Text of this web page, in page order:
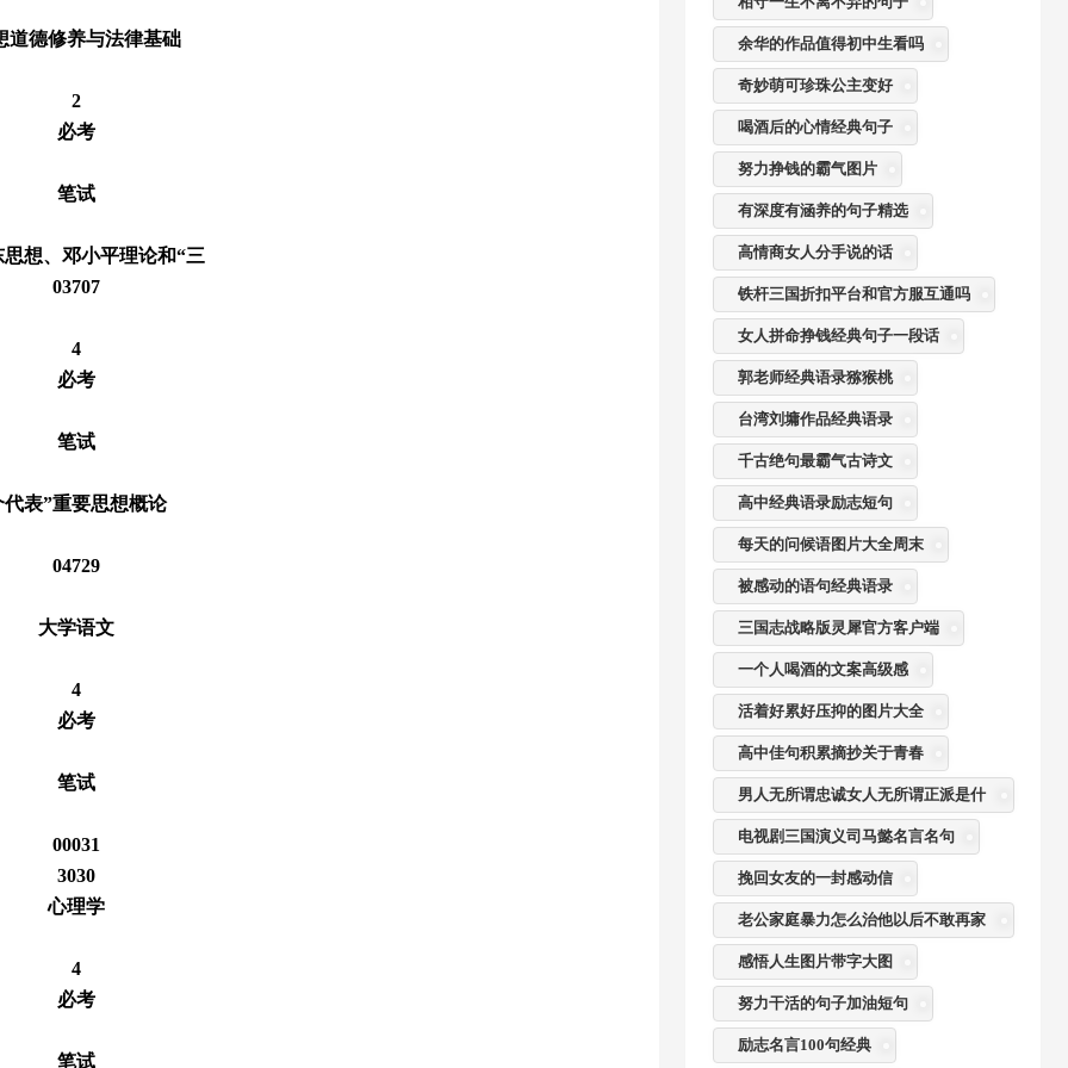
道德修养与法律基础
2
必考
笔试
想、邓小平理论和“三
03707
4
必考
笔试
代表”重要思想概论
04729
大学语文
4
必考
笔试
00031
3030
心理学
4
必考
笔试
余华的作品值得初中生看吗
奇妙萌可珍珠公主变好
喝酒后的心情经典句子
努力挣钱的霸气图片
有深度有涵养的句子精选
高情商女人分手说的话
铁杆三国折扣平台和官方服互通吗
女人拼命挣钱经典句子一段话
郭老师经典语录猕猴桃
台湾刘墉作品经典语录
千古绝句最霸气古诗文
高中经典语录励志短句
每天的问候语图片大全周末
被感动的语句经典语录
三国志战略版灵犀官方客户端
一个人喝酒的文案高级感
活着好累好压抑的图片大全
高中佳句积累摘抄关于青春
男人无所谓忠诚女人无所谓正派是什
么意思
电视剧三国演义司马懿名言名句
挽回女友的一封感动信
老公家庭暴力怎么治他以后不敢再家
暴
感悟人生图片带字大图
努力干活的句子加油短句
励志名言100句经典